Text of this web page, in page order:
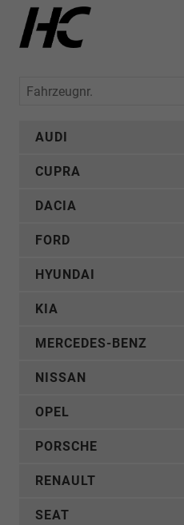
Fahrzeugnr.
AUDI
CUPRA
DACIA
FORD
HYUNDAI
KIA
MERCEDES-BENZ
NISSAN
OPEL
PORSCHE
RENAULT
SEAT